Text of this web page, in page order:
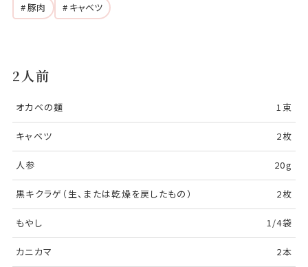
# 豚肉
# キャベツ
2人前
オカベの麺 1束
キャベツ 2枚
人参 20g
黒キクラゲ（生、または乾燥を戻したもの） 2枚
もやし 1/4袋
カニカマ 2本